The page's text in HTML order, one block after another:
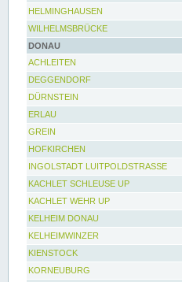
HELMINGHAUSEN
WILHELMSBRÜCKE
DONAU
ACHLEITEN
DEGGENDORF
DÜRNSTEIN
ERLAU
GREIN
HOFKIRCHEN
INGOLSTADT LUITPOLDSTRASSE
KACHLET SCHLEUSE UP
KACHLET WEHR UP
KELHEIM DONAU
KELHEIMWINZER
KIENSTOCK
KORNEUBURG